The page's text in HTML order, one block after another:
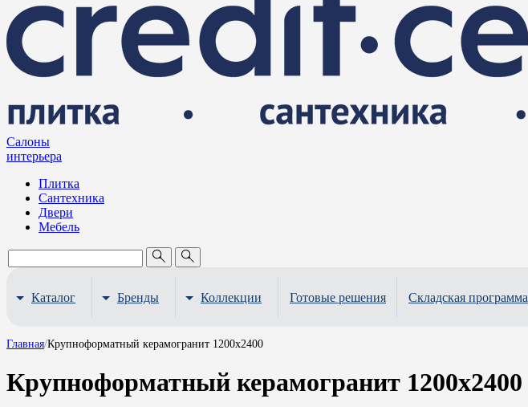
Салоны
интерьера
Плитка
Сантехника
Двери
Мебель
Каталог Бренды Коллекции Готовые решения Складская программа
Главная/Крупноформатный керамогранит 1200х2400
Крупноформатный керамогранит 1200х2400